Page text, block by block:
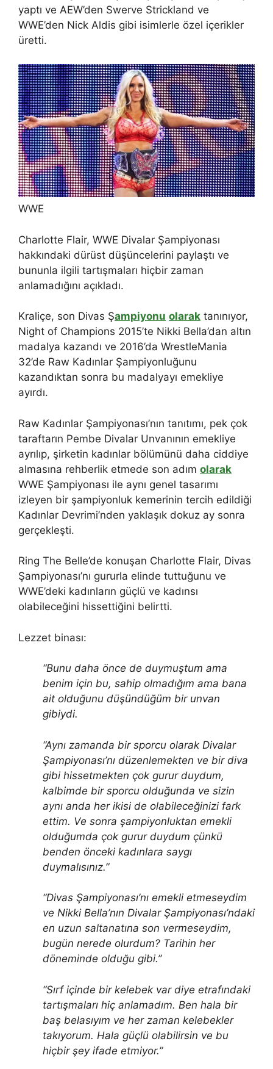
yaptı ve AEW’den Swerve Strickland ve
WWE’den Nick Aldis gibi isimlerle özel içerikler
üretti.
WWE
Charlotte Flair, WWE Divalar Şampiyonası
hakkındaki dürüst düşüncelerini paylaştı ve
bununla ilgili tartışmaları hiçbir zaman
anlamadığını açıkladı.
Kraliçe, son Divas Şampiyonu olarak tanınıyor,
Night of Champions 2015’te Nikki Bella’dan altın
madalya kazandı ve 2016’da WrestleMania
32’de Raw Kadınlar Şampiyonluğunu
kazandıktan sonra bu madalyayı emekliye
ayırdı.
Raw Kadınlar Şampiyonası’nın tanıtımı, pek çok
taraftarın Pembe Divalar Unvanının emekliye
ayrılıp, şirketin kadınlar bölümünü daha ciddiye
almasına rehberlik etmede son adım olarak
WWE Şampiyonası ile aynı genel tasarımı
izleyen bir şampiyonluk kemerinin tercih edildiği
Kadınlar Devrimi’nden yaklaşık dokuz ay sonra
gerçekleşti.
Ring The Belle’de konuşan Charlotte Flair, Divas
Şampiyonası’nı gururla elinde tuttuğunu ve
WWE’deki kadınların güçlü ve kadınsı
olabileceğini hissettiğini belirtti.
Lezzet binası:
“Bunu daha önce de duymuştum ama
benim için bu, sahip olmadığım ama bana
ait olduğunu düşündüğüm bir unvan
gibiydi.
“Aynı zamanda bir sporcu olarak Divalar
Şampiyonası’nı düzenlemekten ve bir diva
gibi hissetmekten çok gurur duydum,
kalbimde bir sporcu olduğunda ve sizin
aynı anda her ikisi de olabileceğinizi fark
ettim. Ve sonra şampiyonluktan emekli
olduğumda çok gurur duydum çünkü
benden önceki kadınlara saygı
duymalısınız.”
“Divas Şampiyonası’nı emekli etmeseydim
ve Nikki Bella’nın Divalar Şampiyonası’ndaki
en uzun saltanatına son vermeseydim,
bugün nerede olurdum? Tarihin her
döneminde olduğu gibi.”
“Sırf içinde bir kelebek var diye etrafındaki
tartışmaları hiç anlamadım. Ben hala bir
baş belasıyım ve her zaman kelebekler
takıyorum. Hala güçlü olabilirsin ve bu
hiçbir şey ifade etmiyor.”